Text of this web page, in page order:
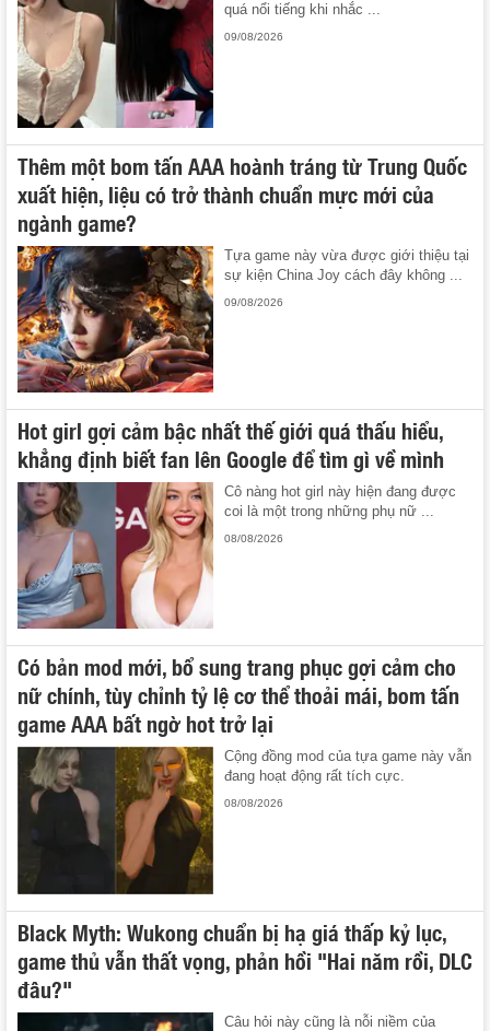
quá nổi tiếng khi nhắc ...
09/08/2026
Thêm một bom tấn AAA hoành tráng từ Trung Quốc
xuất hiện, liệu có trở thành chuẩn mực mới của
ngành game?
Tựa game này vừa được giới thiệu tại
sự kiện China Joy cách đây không ...
09/08/2026
Hot girl gợi cảm bậc nhất thế giới quá thấu hiểu,
khẳng định biết fan lên Google để tìm gì về mình
Cô nàng hot girl này hiện đang được
coi là một trong những phụ nữ ...
08/08/2026
Có bản mod mới, bổ sung trang phục gợi cảm cho
nữ chính, tùy chỉnh tỷ lệ cơ thể thoải mái, bom tấn
game AAA bất ngờ hot trở lại
Cộng đồng mod của tựa game này vẫn
đang hoạt động rất tích cực.
08/08/2026
Black Myth: Wukong chuẩn bị hạ giá thấp kỷ lục,
game thủ vẫn thất vọng, phản hồi "Hai năm rồi, DLC
đâu?"
Câu hỏi này cũng là nỗi niềm của